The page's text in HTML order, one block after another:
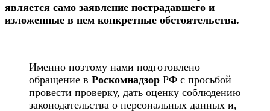
является само заявление пострадавшего и
изложенные в нем конкретные обстоятельства.
Именно поэтому нами подготовлено
обращение в Роскомнадзор РФ с просьбой
провести проверку, дать оценку соблюдению
законодательства о персональных данных и,